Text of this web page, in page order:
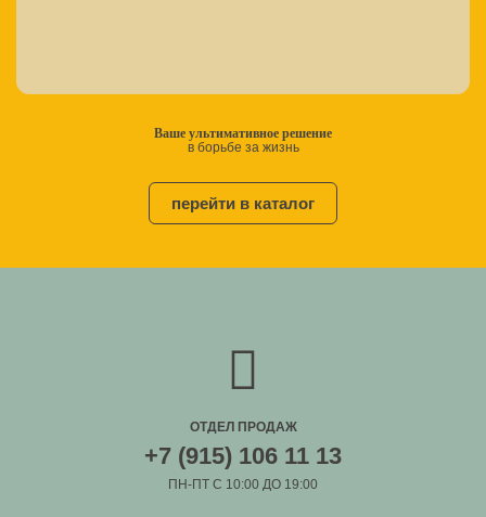
Ваше ультимативное решение
в борьбе за жизнь
перейти в каталог
ОТДЕЛ ПРОДАЖ
+7 (915) 106 11 13
ПН-ПТ С 10:00 ДО 19:00